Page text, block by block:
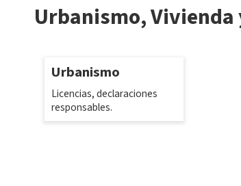
Urbanismo,
Urbanismo
Licencias, declaraciones
responsables.